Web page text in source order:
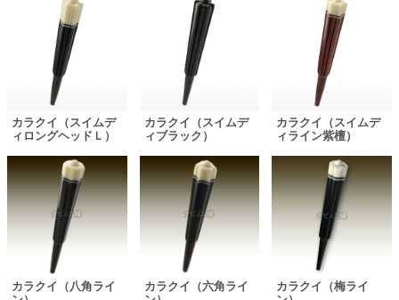
カラクイ（スイムデ
ィロングヘッドＬ）
カラクイ（スイムデ
ィブラック）
カラクイ（スイムデ
ィライン紫檀）
カラクイ（八角ライ
カラクイ（六角ライ
カラクイ（梅ライ